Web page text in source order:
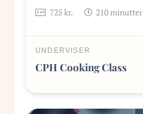
725kr. 210minutter
UNDERVISER
CPH Cooking Class